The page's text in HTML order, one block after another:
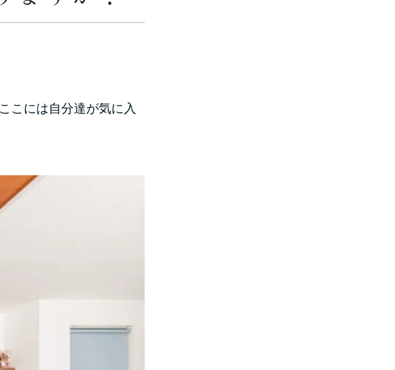
こには自分達が気に入